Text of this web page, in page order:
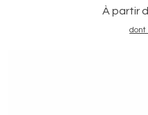
À partir
Prix
dont